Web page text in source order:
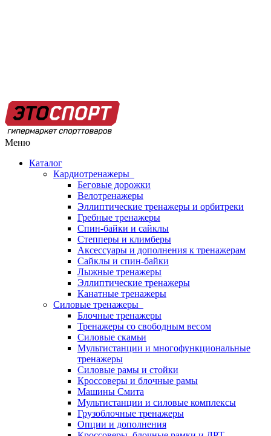
Меню
Каталог
Кардиотренажеры
Беговые дорожки
Велотренажеры
Эллиптические тренажеры и орбитреки
Гребные тренажеры
Спин-байки и сайклы
Степперы и климберы
Аксессуары и дополнения к тренажерам
Сайклы и спин-байки
Лыжные тренажеры
Эллиптические тренажеры
Канатные тренажеры
Силовые тренажеры
Блочные тренажеры
Тренажеры со свободным весом
Силовые скамьи
Мультистанции и многофункциональные
тренажеры
Силовые рамы и стойки
Кроссоверы и блочные рамы
Машины Смита
Мультистанции и силовые комплексы
Грузоблочные тренажеры
Опции и дополнения